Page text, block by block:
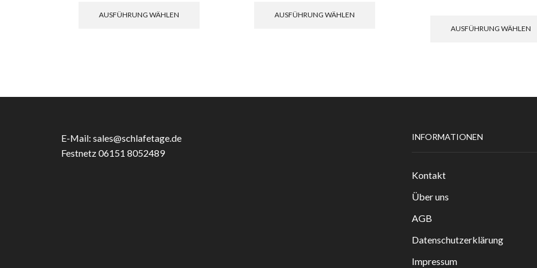
AUSFÜHRUNG WÄHLEN
können
AUSFÜHRUNG WÄHLEN
können
Produktseite
AUSFÜHRUNG WÄHLEN
E-Mail: sales@schlafetage.de
Festnetz 06151 8052489
INFORMATIONEN
Kontakt
Über uns
AGB
Datenschutzerklärung
Impressum